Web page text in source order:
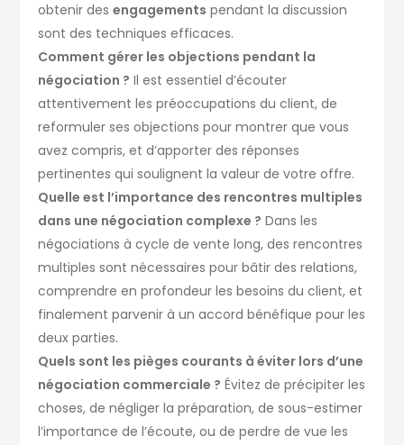
obtenir desengagements pendant la discussion
sont des techniques efficaces.
Comment gérer les objections pendant la
négociation ? Il est essentiel d’écouter
attentivement les préoccupations du client, de
reformuler ses objections pour montrer que vous
avez compris, et d’apporter des réponses
pertinentes qui soulignent la valeur de votre offre.
Quelle est l’importance des rencontres multiples
dans une négociation complexe ? Dans les
négociations à cycle de vente long, des rencontres
multiples sont nécessaires pour bâtir des relations,
comprendre en profondeur les besoins du client, et
finalement parvenir à un accord bénéfique pour les
deux parties.
Quels sont les pièges courants à éviter lors d’une
négociation commerciale ? Évitez de précipiter les
choses, de négliger la préparation, de sous-estimer
l’importance de l’écoute, ou de perdre de vue les